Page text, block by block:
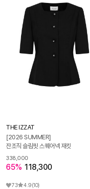
THE IZZAT
[2026 SUMMER]
잔조직 슬림핏 스퀘어넥 재킷
338,000
65% 118,300
73 4.9(10)